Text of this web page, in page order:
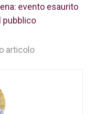
evento esaurito
pubblico
articolo